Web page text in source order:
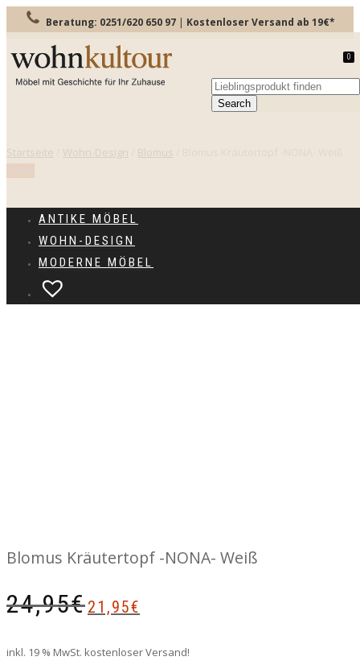
Beratung: 0251/620 650 97 | Kostenloser Versand ab 19€*
NAVIGATION
ANTIKE MÖBEL
WOHN-DESIGN
MODERNE MÖBEL
0
Blomus Kräutertopf -NONA- Weiß
24,95€ Preis
21,95€
inkl. 19 % MwSt. kostenloser Versand!